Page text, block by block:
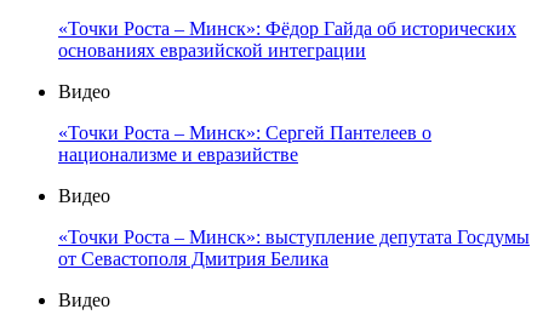
«Точки Роста – Минск»: Фёдор Гайда об исторических
основаниях евразийской интеграции
Видео
«Точки Роста – Минск»: Сергей Пантелеев о
национализме и евразийстве
Видео
«Точки Роста – Минск»: выступление депутата Госдумы
от Севастополя Дмитрия Белика
Видео